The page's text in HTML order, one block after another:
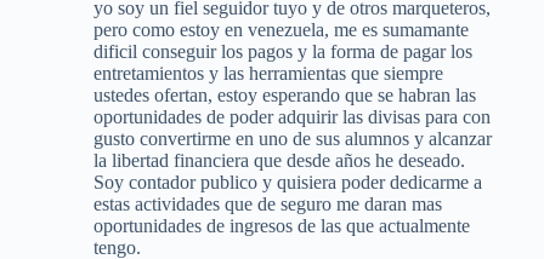
yo soy un fiel seguidor tuyo y de otros marqueteros,
pero como estoy en venezuela, me es sumamante
dificil conseguir los pagos y la forma de pagar los
entretamientos y las herramientas que siempre
ustedes ofertan, estoy esperando que se habran las
oportunidades de poder adquirir las divisas para con
gusto convertirme en uno de sus alumnos y alcanzar
la libertad financiera que desde años he deseado.
Soy contador publico y quisiera poder dedicarme a
estas actividades que de seguro me daran mas
oportunidades de ingresos de las que actualmente
tengo.